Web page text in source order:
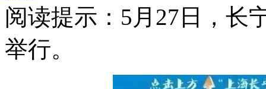
阅读提示：5月27日，长
举行。